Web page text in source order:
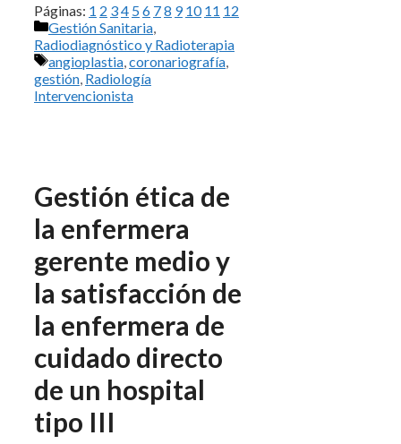
Páginas: 1 2 34 56 78 9 10 11 12
Categorías
Gestión Sanitaria
Radiodiagnóstico y Radioterapia
Etiquetas
angioplastia coronariografía
gestión Radiología
Intervencionista
Gestión ética de
la enfermera
gerente medio y
la satisfacción de
la enfermera de
cuidado directo
de un hospital
tipo III